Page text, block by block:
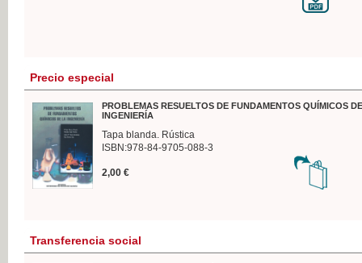
Precio especial
PROBLEMAS RESUELTOS DE FUNDAMENTOS QUÍMICOS
INGENIERÍA
Tapa blanda. Rústica
ISBN:978-84-9705-088-3
2,00 €
Transferencia social